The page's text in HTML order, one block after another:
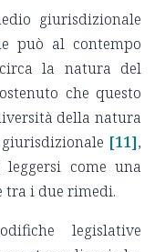
giurisdizionale
può al contempo
la natura del
che questo
della natura
[11],
come una
tra i due rimedi.
legislative